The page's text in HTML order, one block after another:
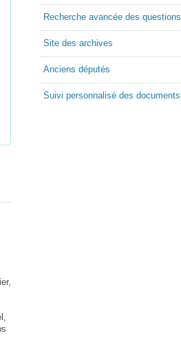
Recherche avancée des questions
Site des archives
Anciens députés
Suivi personnalisé des documents